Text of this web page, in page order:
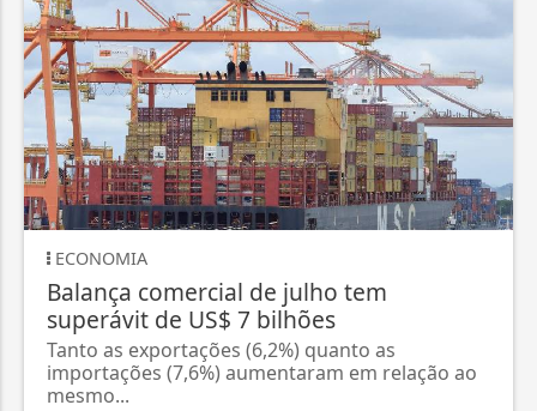
ECONOMIA
Balança comercial de julho tem
superávit de US$ 7 bilhões
Tanto as exportações (6,2%) quanto as
importações (7,6%) aumentaram em relação ao
mesmo...